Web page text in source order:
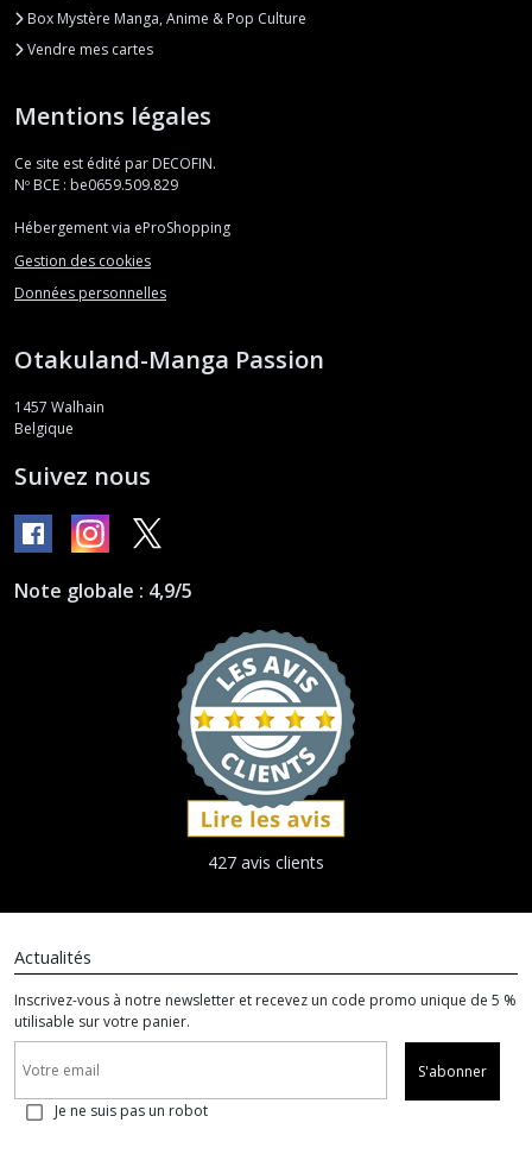
Box Mystère Manga, Anime & Pop Culture
Vendre mes cartes
Mentions légales
Ce site est édité par DECOFIN.
Nº BCE : be0659.509.829
Hébergement via eProShopping
Gestion des cookies
Données personnelles
Otakuland-Manga Passion
1457 Walhain
Belgique
Suivez nous
Note globale : 4,9/5
427 avis clients
Actualités
Inscrivez-vous à notre newsletter et recevez un code promo unique de 5 %
utilisable sur votre panier.
S'abonner
Je ne suis pas un robot